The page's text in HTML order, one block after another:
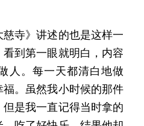
寺》讲述的也是这样一
到第一眼就明白，内容
人。每一天都清白地做
福。虽然我小时候的那件
是我一直记得当时拿的